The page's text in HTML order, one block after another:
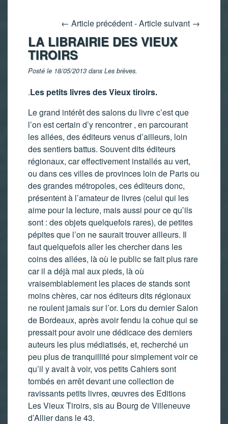
← Article précédent-Article suivant →
LA LIBRAIRIE DES VIEUX
TIROIRS
Posté le 18/05/2013 dans Les brèves.
.Les petits livres des Vieux tiroirs.
Le grand intérêt des salons du livre c’est que
l’on est certain d’y rencontrer , en parcourant
les allées, des éditeurs venus d’ailleurs, loin
des sentiers battus. Souvent dits éditeurs
régionaux, car effectivement installés au vert,
ou dans ces villes de provinces loin de Paris ou
des grandes métropoles, ces éditeurs donc,
présentent à l’amateur de livres (celui qui les
aime pour la lecture, mais aussi pour ce qu’ils
sont : des objets quelquefois rares), de petites
pépites que l’on ne saurait trouver ailleurs. Il
faut quelquefois aller les chercher dans les
coins des allées, là où le public se fait plus rare
car il a déjà mal aux pieds, là où
vraisemblablement les places de stands sont
moins chères, car nos éditeurs dits régionaux
ne roulent jamais sur l’or. Lors du dernier Salon
de Bordeaux, après avoir fendu la cohue qui se
pressait pour avoir une dédicace des derniers
auteurs les plus médiatisés, et, recherché un
peu plus de tranquillité pour simplement voir ce
qu’il y avait à voir, vos petits Cahiers sont
tombés en arrêt devant une collection de
ravissants petits livres, œuvres des Editions
Les Vieux Tiroirs, sis au Bourg de Villeneuve
d’Allier dans le 43.